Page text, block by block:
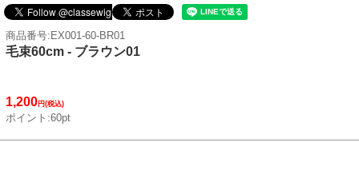
商品番号:EX001-60-BR01
毛束60cm - ブラウン01
1,200円(税込)
ポイント:60pt